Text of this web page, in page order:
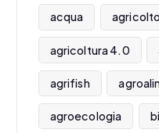
acqua
agricoltura 4.0
agrifish
agroecologia